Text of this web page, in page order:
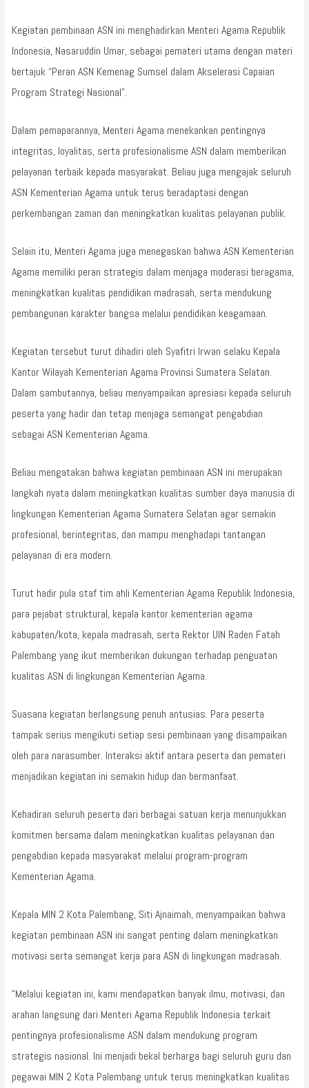
Kegiatan pembinaan ASN ini menghadirkan Menteri Agama Republik
Indonesia, Nasaruddin Umar, sebagai pemateri utama dengan materi
bertajuk “Peran ASN Kemenag Sumsel dalam Akselerasi Capaian
Program Strategi Nasional”.
Dalam pemaparannya, Menteri Agama menekankan pentingnya
integritas, loyalitas, serta profesionalisme ASN dalam memberikan
pelayanan terbaik kepada masyarakat. Beliau juga mengajak seluruh
ASN Kementerian Agama untuk terus beradaptasi dengan
perkembangan zaman dan meningkatkan kualitas pelayanan publik.
Selain itu, Menteri Agama juga menegaskan bahwa ASN Kementerian
Agama memiliki peran strategis dalam menjaga moderasi beragama,
meningkatkan kualitas pendidikan madrasah, serta mendukung
pembangunan karakter bangsa melalui pendidikan keagamaan.
Kegiatan tersebut turut dihadiri oleh Syafitri Irwan selaku Kepala
Kantor Wilayah Kementerian Agama Provinsi Sumatera Selatan.
Dalam sambutannya, beliau menyampaikan apresiasi kepada seluruh
peserta yang hadir dan tetap menjaga semangat pengabdian
sebagai ASN Kementerian Agama.
Beliau mengatakan bahwa kegiatan pembinaan ASN ini merupakan
langkah nyata dalam meningkatkan kualitas sumber daya manusia di
lingkungan Kementerian Agama Sumatera Selatan agar semakin
profesional, berintegritas, dan mampu menghadapi tantangan
pelayanan di era modern.
Turut hadir pula staf tim ahli Kementerian Agama Republik Indonesia,
para pejabat struktural, kepala kantor kementerian agama
kabupaten/kota, kepala madrasah, serta Rektor UIN Raden Fatah
Palembang yang ikut memberikan dukungan terhadap penguatan
kualitas ASN di lingkungan Kementerian Agama.
Suasana kegiatan berlangsung penuh antusias. Para peserta
tampak serius mengikuti setiap sesi pembinaan yang disampaikan
oleh para narasumber. Interaksi aktif antara peserta dan pemateri
menjadikan kegiatan ini semakin hidup dan bermanfaat.
Kehadiran seluruh peserta dari berbagai satuan kerja menunjukkan
komitmen bersama dalam meningkatkan kualitas pelayanan dan
pengabdian kepada masyarakat melalui program-program
Kementerian Agama.
Kepala MIN 2 Kota Palembang, Siti Ajnaimah, menyampaikan bahwa
kegiatan pembinaan ASN ini sangat penting dalam meningkatkan
motivasi serta semangat kerja para ASN di lingkungan madrasah.
“Melalui kegiatan ini, kami mendapatkan banyak ilmu, motivasi, dan
arahan langsung dari Menteri Agama Republik Indonesia terkait
pentingnya profesionalisme ASN dalam mendukung program
strategis nasional. Ini menjadi bekal berharga bagi seluruh guru dan
pegawai MIN 2 Kota Palembang untuk terus meningkatkan kualitas